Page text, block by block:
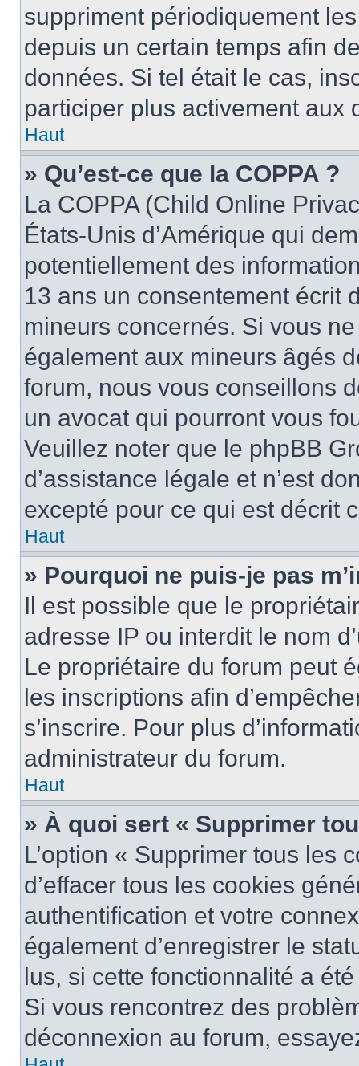
suppriment périodiquement
depuis un certain temps afin
données. Si tel était le cas,
participer plus activement aux
Haut
» Qu’est-ce que la COPPA ?
La COPPA (Child Online
États-Unis d’Amérique qui
potentiellement des
13 ans un consentement écrit
mineurs concernés. Si vous
également aux mineurs âgés
forum, nous vous conseillons
un avocat qui pourront vous
Veuillez noter que le phpBB
d’assistance légale et n’est
excepté pour ce qui est décrit
Haut
» Pourquoi ne puis-je pas
Il est possible que le
adresse IP ou interdit le nom
Le propriétaire du forum peut
les inscriptions afin
s’inscrire. Pour plus
administrateur du forum.
Haut
» À quoi sert « Supprimer
L’option « Supprimer tous les
d’effacer tous les cookies
authentification et votre
également d’enregistrer le
lus, si cette fonctionnalité a
Si vous rencontrez des
déconnexion au forum,